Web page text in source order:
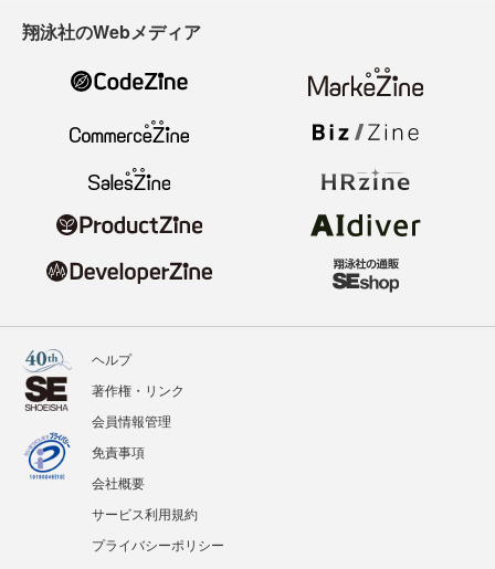
翔泳社のWebメディア
ヘルプ
著作権・リンク
会員情報管理
免責事項
会社概要
サービス利用規約
プライバシーポリシー